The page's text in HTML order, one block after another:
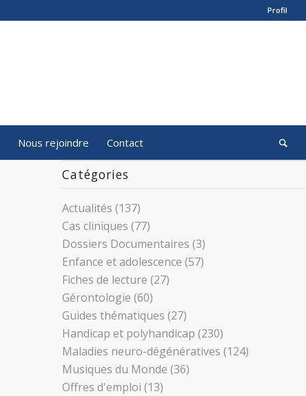
Profil
Nous rejoindre Contact
Catégories
Actualités (137)
Cas cliniques (77)
Dossiers Documentaires (3)
Enfance et adolescence (57)
Fiches de lecture (27)
Gérontologie (60)
Guides thématiques (27)
Handicap et polyhandicap (230)
Maladies neuro-dégénératives (124)
Musiques du Monde (36)
Offres d'emploi (13)